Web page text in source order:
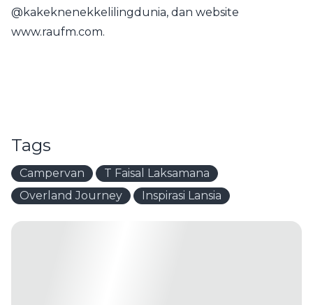
@kakeknenekkelilingdunia, dan website
www.raufm.com.
Tags
Campervan
T Faisal Laksamana
Overland Journey
Inspirasi Lansia